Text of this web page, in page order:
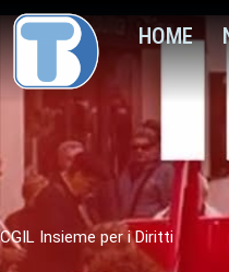
HOME
CGIL Insieme per i Diritti